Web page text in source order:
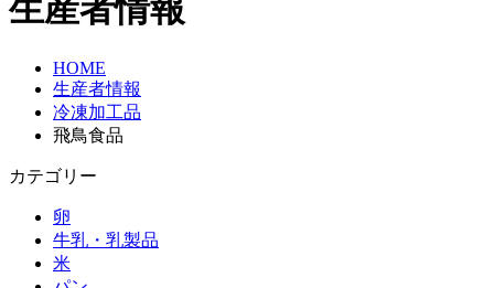
生産者情報
HOME
生産者情報
冷凍加工品
飛鳥食品
カテゴリー
卵
牛乳・乳製品
米